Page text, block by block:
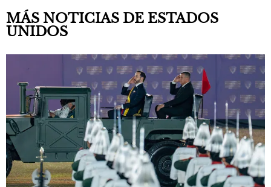
MÁS NOTICIAS DE ESTADOS
UNIDOS